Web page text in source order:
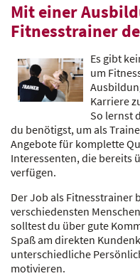
Mit einer
Fitnesstrainer
Es gibt
um
Karriere
So lernst
du benötigst, um als
Angebote für komplette
Interessenten, die bereits
verfügen.
Der Job als Fitnesstrainer
verschiedensten
solltest du über gute
Spaß am direkten
unterschiedliche
motivieren.